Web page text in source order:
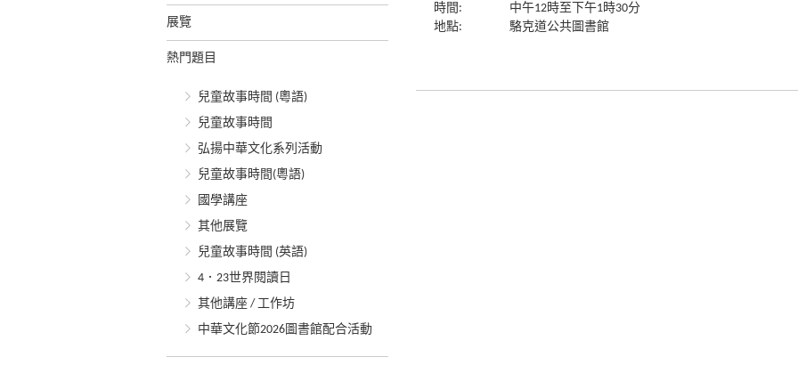
展覽
熱門題目
兒童故事時間 (粵語)
兒童故事時間
弘揚中華文化系列活動
兒童故事時間(粵語)
國學講座
其他展覽
兒童故事時間 (英語)
4．23世界閱讀日
其他講座 / 工作坊
中華文化節2026圖書館配合活動
時間:
中午12時至下午1時30分
地點:
駱克道公共圖書館